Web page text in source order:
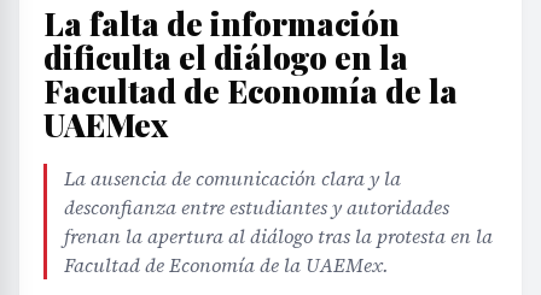
La falta de información
dificulta el diálogo en la
Facultad de Economía de la
UAEMex
La ausencia de comunicación clara y la
desconfianza entre estudiantes y autoridades
frenan la apertura al diálogo tras la protesta en la
Facultad de Economía de la UAEMex.